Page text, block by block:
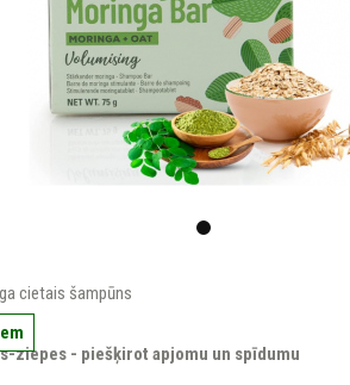
cietais šampūns
ziepes - piešķirot apjomu un spīdumu